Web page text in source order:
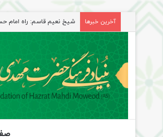
آخرین خبرها راهپیمایی اربعین، رزمایش